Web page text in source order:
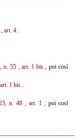
, art. 4.
n. 55 , art. 1 bis, poi così
1 bis.
n. 48 , art. 1; poi così